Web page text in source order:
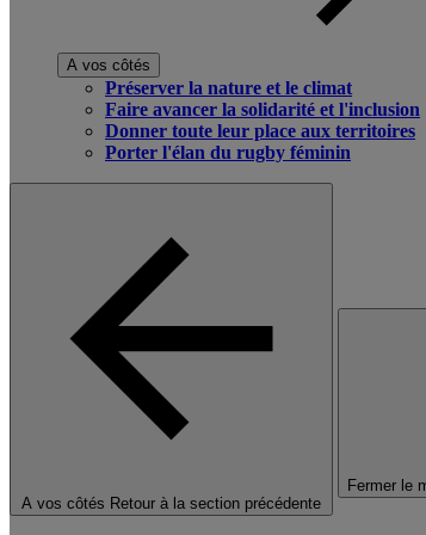
A vos côtés
Préserver la nature et le climat
Faire avancer la solidarité et l'inclusion
Donner toute leur place aux territoires
Porter l'élan du rugby féminin
A vos côtés Retour à la section précédente
Fermer le